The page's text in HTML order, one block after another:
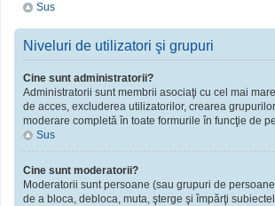
Sus
Niveluri de utilizatori şi grupuri
Cine sunt administratorii?
Administratorii sunt membrii asociaţi cu cel mai
de acces, excluderea utilizatorilor, crearea
moderare completă în toate formurile în funcţie de
Sus
Cine sunt moderatorii?
Moderatorii sunt persoane (sau grupuri de
de a bloca, debloca, muta, şterge şi împărţi